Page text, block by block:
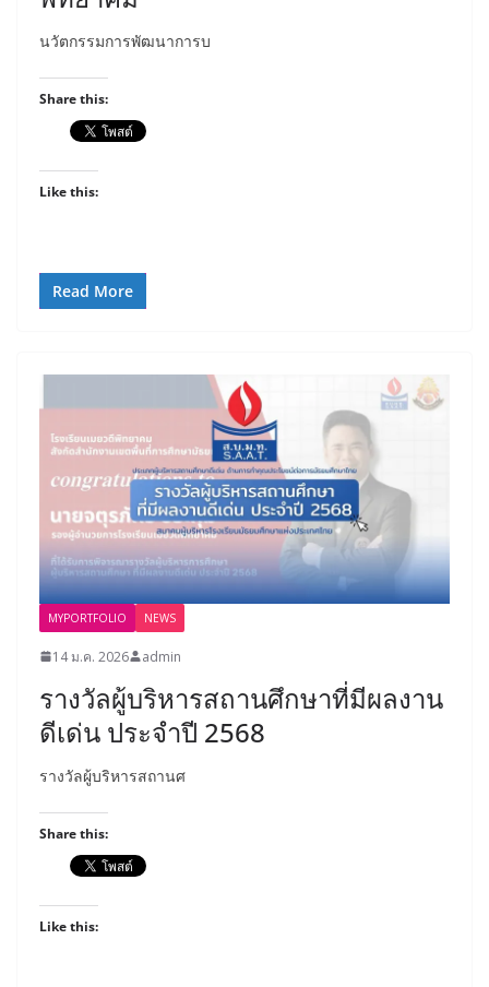
นวัตกรรมการพัฒนาการบ
Share this:
Like this:
Read More
MYPORTFOLIO NEWS
14 ม.ค. 2026 admin
รางวัลผู้บริหารสถานศึกษาที่มีผลงาน
ดีเด่น ประจำปี 2568
รางวัลผู้บริหารสถานศ
Share this:
Like this: